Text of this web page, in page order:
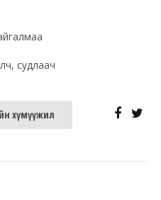
судлаач
хүмүүжил